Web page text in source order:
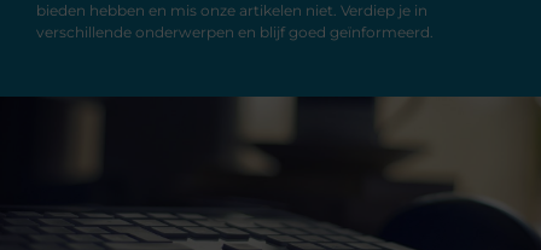
bieden hebben en mis onze artikelen niet. Verdiep je in
verschillende onderwerpen en blijf goed geïnformeerd.